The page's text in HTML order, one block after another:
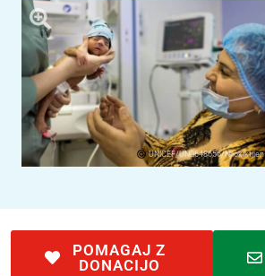
UNICEF/UN0648656/Njiokiktjien
POMAGAJ Z
DONACIJO